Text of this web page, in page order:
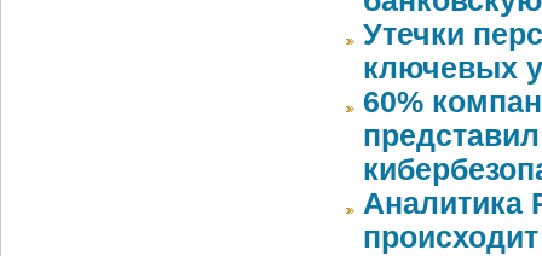
Утечки
ключевых
60%
Аналитика